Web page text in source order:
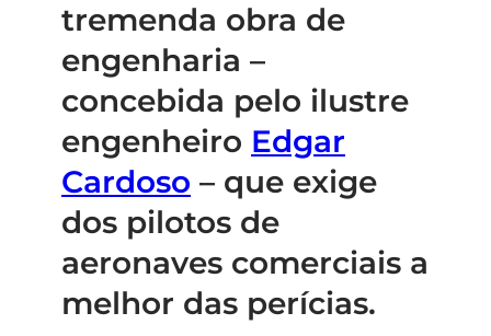
tremenda obra de
engenharia –
concebida pelo ilustre
engenheiro Edgar
Cardoso – que exige
dos pilotos de
aeronaves comerciais a
melhor das perícias.